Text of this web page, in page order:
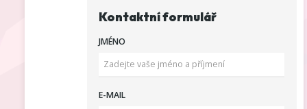
Kontaktní formulář
JMÉNO
E-MAIL